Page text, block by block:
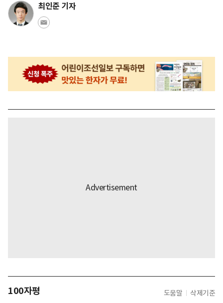
최인준 기자
100자평 도움말 삭제기준